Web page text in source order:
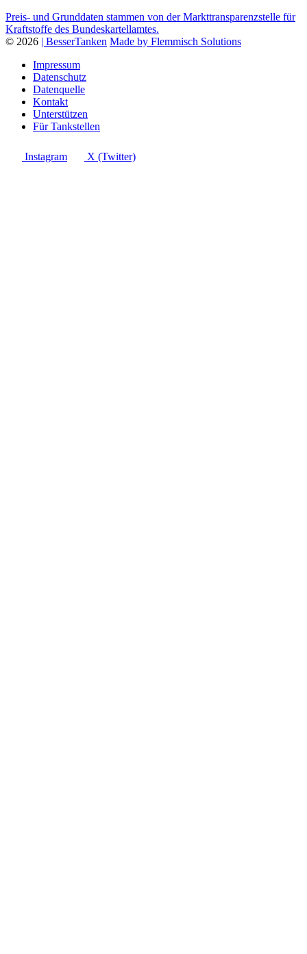
Preis- und Grunddaten stammen von der Markttransparenzstelle für
Kraftstoffe des Bundeskartellamtes.
© 2026 | BesserTanken Made by Flemmisch Solutions
Impressum
Datenschutz
Datenquelle
Kontakt
Unterstützen
Für Tankstellen
Instagram X (Twitter)